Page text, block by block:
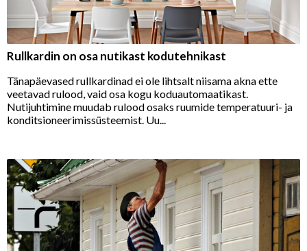
Rullkardin on osa nutikast kodutehnikast
Tänapäevased rullkardinad ei ole lihtsalt niisama akna ette
veetavad rulood, vaid osa kogu koduautomaatikast.
Nutijuhtimine muudab rulood osaks ruumide temperatuuri- ja
konditsioneerimissüsteemist. Uu...